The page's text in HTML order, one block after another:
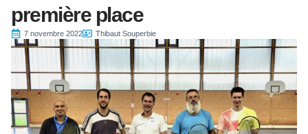
première place
7 novembre 2022 Thibaut Souperbie